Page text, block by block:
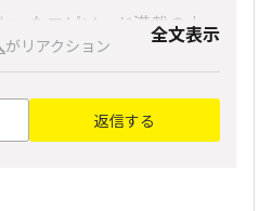
ったエピソード満載の小
分があり、またストーリー
がリアクション 全文表示
返信する